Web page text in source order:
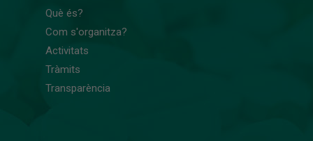
Què és?
Com s'organitza?
Activitats
Tràmits
Transparència